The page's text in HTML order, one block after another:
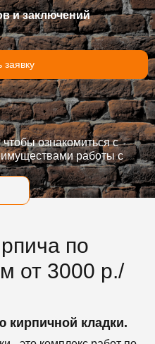
и заключений
заявку
ознакомиться с
работы с
по
от 3000 р./
кирпичной кладки.